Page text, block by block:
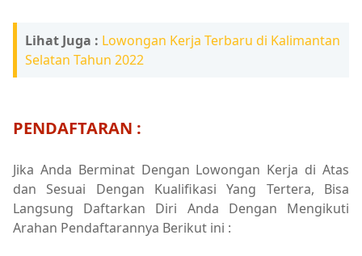
Lihat Juga : Lowongan Kerja Terbaru di Kalimantan
Selatan Tahun 2022
PENDAFTARAN :
Jika Anda Berminat Dengan Lowongan Kerja di Atas
dan Sesuai Dengan Kualifikasi Yang Tertera, Bisa
Langsung Daftarkan Diri Anda Dengan Mengikuti
Arahan Pendaftarannya Berikut ini :